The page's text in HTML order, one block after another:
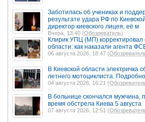
Заботилась об учениках и
результате удара РФ по
директор киевского лицея, её м
Вчера, 13:40 (Обозреватель)
Клирик УПЦ (МП) корректировал
области: как наказали агента
06 августа 2026, 18:47 (
В Киевской области электричка
летнего мотоциклиста.
04 августа 2026, 16:21 (
В больнице скончался мужчина,
время обстрела Киева 5 августа
07 августа 2026, 12:51 (